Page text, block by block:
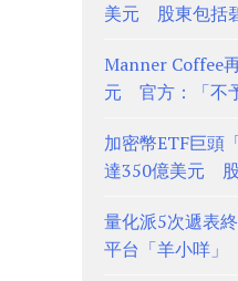
美元 股東包括
Manner Coffee
元 官方：「不
加密幣ETF巨頭
達350億美元
量化派5次遞表
平台「羊小咩